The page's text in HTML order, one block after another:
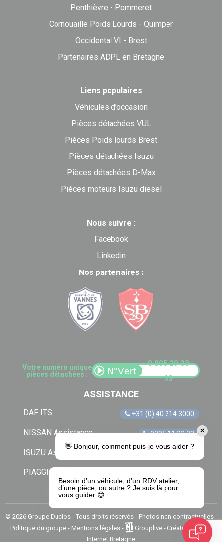
Penthièvre - Pommeret
Cornouaille Poids Lourds - Quimper
Occidental VI - Brest
Partenaires ADPL en Bretagne
Liens populaires
Véhicules d’occasion
Pièces détachées VUL
Pièces Poids lourds Brest
Pièces détachées Isuzu
Pièces détachées D-Max
Pièces moteurs Isuzu diesel
Nous suivre :
Facebook
Linkedin
Nos partenaires :
Votre numéro unique
pièces détachées :
0 805 29 33
33
ASSISTANCE
DAF ITS +31 (0) 40 214 3000
NISSAN Assistance 0805 11 22 33
ISUZU Assistance
PIAGGIO Assistance
© 2026 Groupe Duclos - Tous droits réservés - Photos non contractuelles -
Politique du groupe - Mentions légales -
Grouplive - Création de site
Internet Bretagne
✕
👋 Bonjour, comment puis-je vous aider ?
Besoin d’un véhicule, d’un RDV atelier,
d’une pièce, ou autre ? Je suis là pour
vous guider 😊.